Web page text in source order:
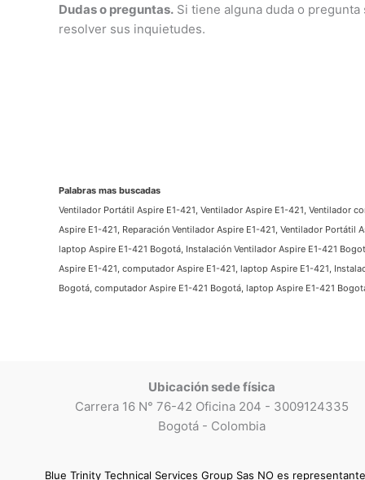
Dudas o preguntas. Si tiene alguna duda o
resolver sus inquietudes.
Palabras mas buscadas
Ventilador Portátil Aspire E1-421, Ventilador Aspire E1-421, Ventilador
Aspire E1-421, Reparación Ventilador Aspire E1-421, Ventilador
laptop Aspire E1-421 Bogotá, Instalación Ventilador Aspire E1-421
Aspire E1-421, computador Aspire E1-421, laptop Aspire E1-421,
Bogotá, computador Aspire E1-421 Bogotá, laptop Aspire E1-421
Ubicación sede física
Carrera 16 N° 76-42 Oficina 204 - 3009124335
Bogotá - Colombia
Blue Trinity Technical Services Group Sas NO es